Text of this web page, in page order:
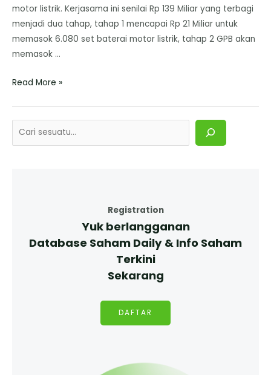
motor listrik. Kerjasama ini senilai Rp 139 Miliar yang terbagi
menjadi dua tahap, tahap 1 mencapai Rp 21 Miliar untuk
memasok 6.080 set baterai motor listrik, tahap 2 GPB akan
memasok …
Read More »
Registration
Yuk berlangganan
Database Saham Daily & Info Saham
Terkini
Sekarang
DAFTAR